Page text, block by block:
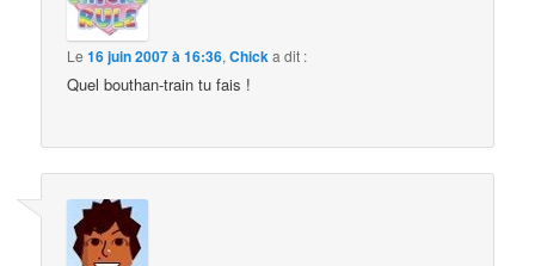
Le16 juin 2007 à 16:36,Chicka dit :
Quel bouthan-train tu fais !